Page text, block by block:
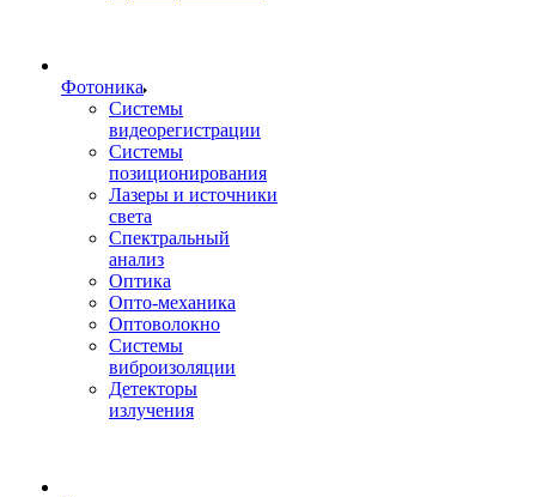
Фотоника
Cистемы
видеорегистрации
Системы
позиционирования
Лазеры и источники
света
Спектральный
анализ
Оптика
Опто-механика
Оптоволокно
Системы
виброизоляции
Детекторы
излучения